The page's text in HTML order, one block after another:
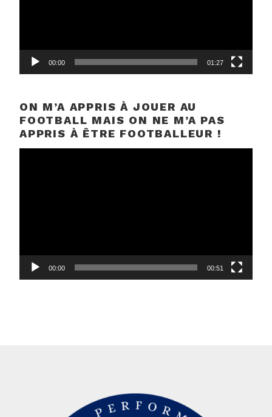
00:00 01:27
ON M’A APPRIS À JOUER AU
FOOTBALL MAIS ON NE M’A PAS
APPRIS À ÊTRE FOOTBALLEUR !
00:00 00:51